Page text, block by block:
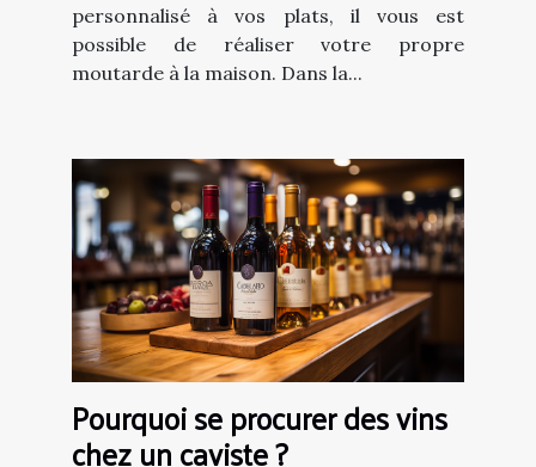
personnalisé à vos plats, il vous est
possible de réaliser votre propre
moutarde à la maison. Dans la...
Pourquoi se procurer des vins
chez un caviste ?